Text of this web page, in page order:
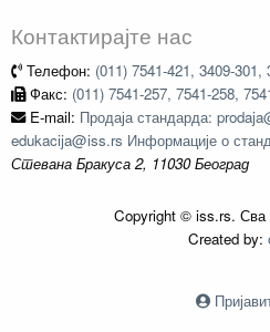
Контактирајте нас
Телефон: (011) 7541-421, 3409-
Факс: (011) 7541-257, 7541-258,
E-mail: Продаја стандарда:
edukacija@iss.rs Информације о
Стевана Бракуса 2, 11030 Београд
Copyright © iss.rs. Сва
Created by: